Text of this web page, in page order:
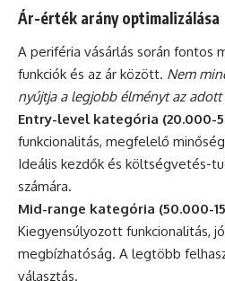
Ár-érték arány optimalizálása
A periféria vásárlás során fontos
funkciók és az ár között. Nem
nyújtja a legjobb élményt az
Entry-level kategória (20.000-
funkcionalitás, megfelelő
Ideális kezdők és költségvetés-
számára.
Mid-range kategória (50.000-
Kiegyensúlyozott funkcionalitás,
megbízhatóság. A legtöbb
választás.